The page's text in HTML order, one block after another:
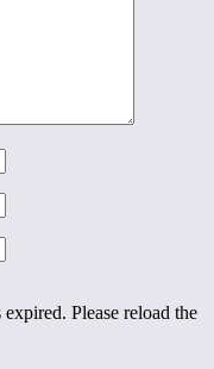
Please reload the